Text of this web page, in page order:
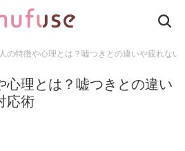
の特徴や心理とは？嘘つきとの違いや疲れない
心理とは？嘘つきとの違い
応術